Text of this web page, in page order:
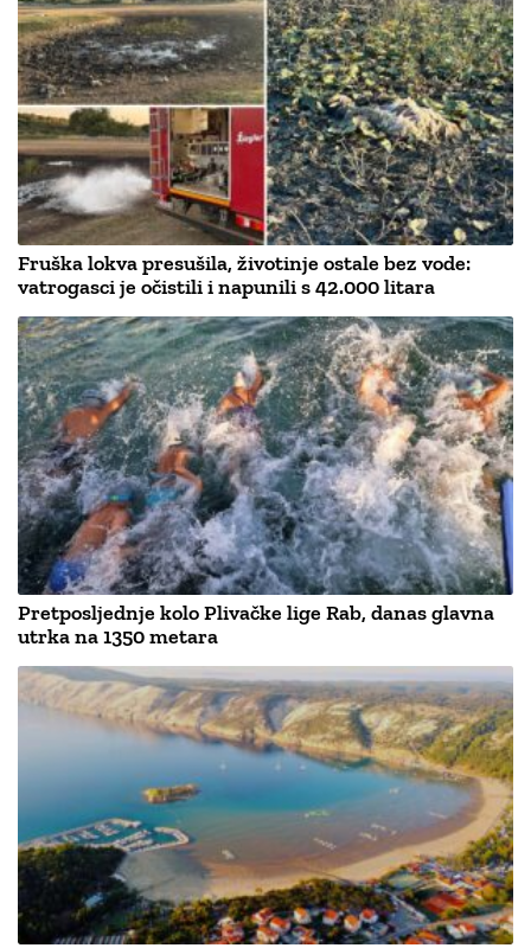
Fruška lokva presušila, životinje ostale bez vode:
vatrogasci je očistili i napunili s 42.000 litara
Pretposljednje kolo Plivačke lige Rab, danas glavna
utrka na 1350 metara